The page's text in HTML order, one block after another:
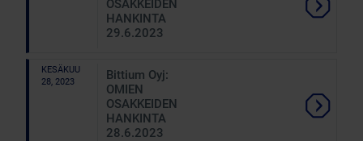
OSAKKEIDEN
HANKINTA
29.6.2023
KESÄKUU
28, 2023
Bittium Oyj:
OMIEN
OSAKKEIDEN
HANKINTA
28.6.2023